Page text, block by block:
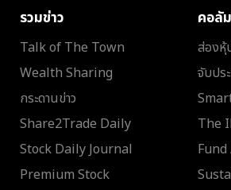
รวมข่าว
Talk of The Town
Wealth Sharing
กระดานข่าว
Share2Trade Daily
Stock Daily Journal
Premium Stock
คอลั
ส่องหุ้
จับปร
The